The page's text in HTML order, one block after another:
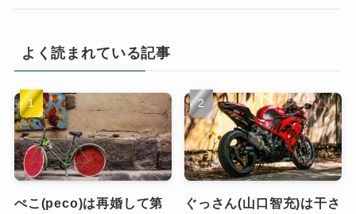
よく読まれている記事
ぺこ(peco)は再婚して第
ぐっさん(山口智充)は干さ